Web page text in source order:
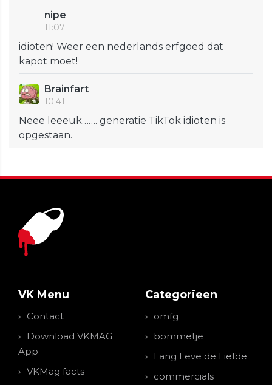
nipe
11:07
idioten! Weer een nederlands erfgoed dat
kapot moet!
Brainfart
10:41
Neee leeeuk……. generatie TikTok idioten is
opgestaan.
VK Menu
Contact
Download VKMAG
App
VKMag facts
Categorieen
omfg
bommetje
Lang Leve de Liefde
commercials